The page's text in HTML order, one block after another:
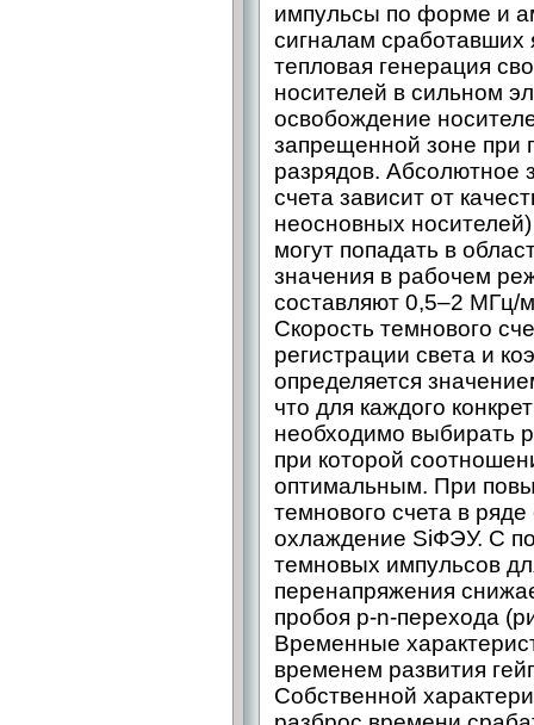
импульсы по форме и
сигналам сработавших
тепловая генерация
носителей в сильном
освобождение
запрещенной зоне
разрядов. Абсолютное
счета зависит от
неосновных
могут попадать в
значения в рабочем
составляют 0,5–2 МГц/
Скорость темнового
регистрации света и
определяется
что для каждого
необходимо выбирать
при которой
оптимальным. При
темнового счета в
охлаждение SiФЭУ. С
темновых импульсов
перенапряжения
пробоя p-n-перехода
Временные
временем развития
Собственной